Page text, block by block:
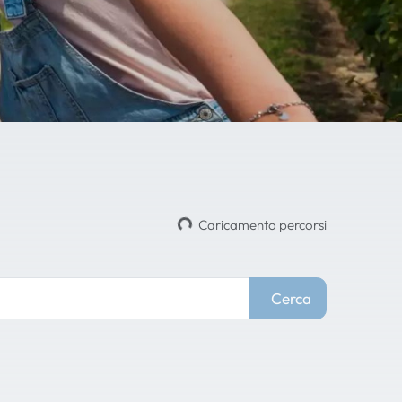
Caricamento percorsi
Cerca